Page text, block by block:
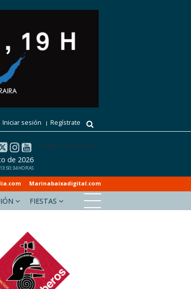
Iniciar sesión Regístrate
El tiempo - Tutiempo.net
de 2026
HORAS
Marinabaixadigital.com
FIESTAS